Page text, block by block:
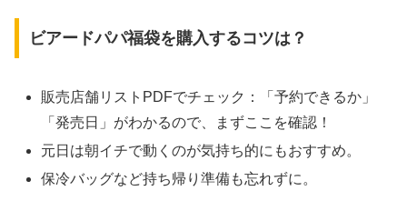
ビアードパパ福袋を購入するコツは？
販売店舗リストPDFでチェック：「予約できるか」
「発売日」がわかるので、まずここを確認！
元日は朝イチで動くのが気持ち的にもおすすめ。
保冷バッグなど持ち帰り準備も忘れずに。